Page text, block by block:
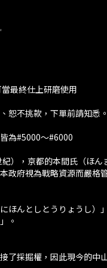
最終仕上研磨使用
恕不挑款，下單前請知悉
為#5000～#6000
），京都的本間氏（ほ
政府視為戰略資源而嚴格
ほんとしとうりょうし
。
了採掘權，因此現今的中